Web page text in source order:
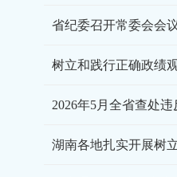
省纪委召开常委会会
树立和践行正确政绩
2026年5月全省查处
湖南各地扎实开展树